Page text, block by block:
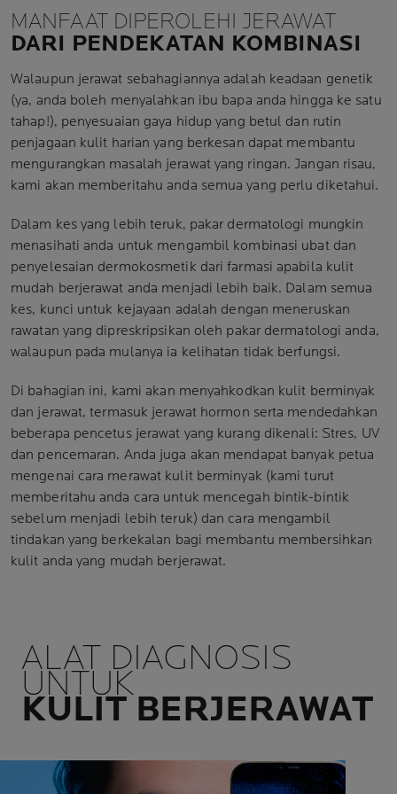
MANFAAT DIPEROLEHI JERAWAT
DARI PENDEKATAN KOMBINASI
Walaupun jerawat sebahagiannya adalah keadaan genetik
(ya, anda boleh menyalahkan ibu bapa anda hingga ke satu
tahap!), penyesuaian gaya hidup yang betul dan rutin
penjagaan kulit harian yang berkesan dapat membantu
mengurangkan masalah jerawat yang ringan. Jangan risau,
kami akan memberitahu anda semua yang perlu diketahui.
Dalam kes yang lebih teruk, pakar dermatologi mungkin
menasihati anda untuk mengambil kombinasi ubat dan
penyelesaian dermokosmetik dari farmasi apabila kulit
mudah berjerawat anda menjadi lebih baik. Dalam semua
kes, kunci untuk kejayaan adalah dengan meneruskan
rawatan yang dipreskripsikan oleh pakar dermatologi anda,
walaupun pada mulanya ia kelihatan tidak berfungsi.
Di bahagian ini, kami akan menyahkodkan kulit berminyak
dan jerawat, termasuk jerawat hormon serta mendedahkan
beberapa pencetus jerawat yang kurang dikenali: Stres, UV
dan pencemaran. Anda juga akan mendapat banyak petua
mengenai cara merawat kulit berminyak (kami turut
memberitahu anda cara untuk mencegah bintik-bintik
sebelum menjadi lebih teruk) dan cara mengambil
tindakan yang berkekalan bagi membantu membersihkan
kulit anda yang mudah berjerawat.
ALAT DIAGNOSIS
UNTUK
KULIT BERJERAWAT​